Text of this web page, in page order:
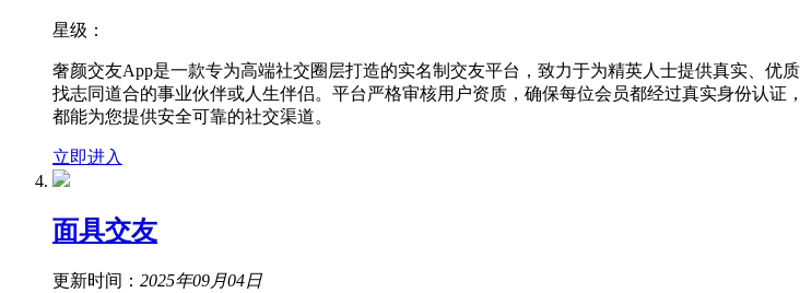
星级：
奢颜交友App是一款专为高端社交圈层打造的实名制交友平台，致力于为精英人士提供真实、
找志同道合的事业伙伴或人生伴侣。平台严格审核用户资质，确保每位会员都经过真实身份认
都能为您提供安全可靠的社交渠道。
立即进入
面具交友
更新时间： 2025年09月04日